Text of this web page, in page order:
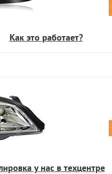
Как это работает?
у нас в техцентре